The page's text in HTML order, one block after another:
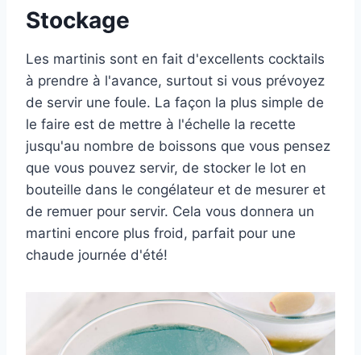
Stockage
Les martinis sont en fait d'excellents cocktails
à prendre à l'avance, surtout si vous prévoyez
de servir une foule. La façon la plus simple de
le faire est de mettre à l'échelle la recette
jusqu'au nombre de boissons que vous pensez
que vous pouvez servir, de stocker le lot en
bouteille dans le congélateur et de mesurer et
de remuer pour servir. Cela vous donnera un
martini encore plus froid, parfait pour une
chaude journée d'été!